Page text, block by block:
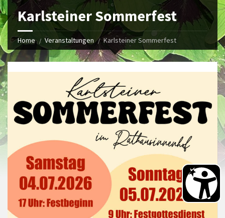
Karlsteiner Sommerfest
Home Veranstaltungen Karlsteiner Sommerfest